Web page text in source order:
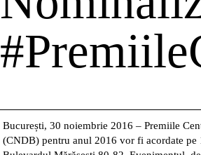
București, 30 noiembrie 2016 – Premiile
(CNDB) pentru anul 2016 vor fi acordate pe